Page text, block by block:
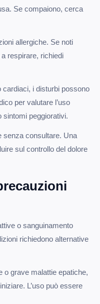
Se compaiono, cerca
allergiche. Se noti
respirare, richiedi
cardiaci, i disturbi possono
per valutare l’uso
peggiorativi.
senza consultare. Una
sul controllo del dolore
o sanguinamento
richiedono alternative
o grave malattie epatiche,
L’uso può essere